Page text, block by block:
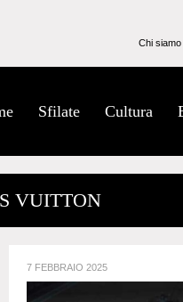
Chi siamo
Sfilate Cultura
VUITTON
7 FEBBRAIO 2025